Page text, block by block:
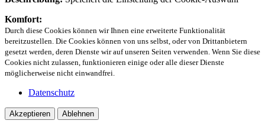
Komfort:
Durch diese Cookies können wir Ihnen eine erweiterte Funktionalität
bereitzustellen. Die Cookies können von uns selbst, oder von Drittanbietern
gesetzt werden, deren Dienste wir auf unseren Seiten verwenden. Wenn Sie diese
Cookies nicht zulassen, funktionieren einige oder alle dieser Dienste
möglicherweise nicht einwandfrei.
Datenschutz
Akzeptieren Ablehnen